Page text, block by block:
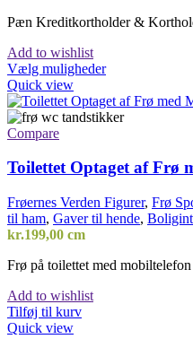
Pæn Kreditkortholder &
Add to wishlist
Vælg mulighederDette
har
flere
kan
vælges
på
varesiden
Quick view
Compare
Toilettet Optaget af Frø
Frøernes Verden Figurer, Frø
til ham, Gaver til hende,
kr.199,00 cm
Frø på toilettet med
Add to wishlist
Tilføj til kurv
Quick view